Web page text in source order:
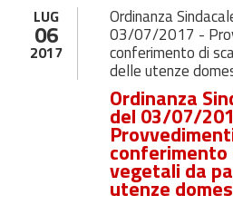
LUG
06
2017
Ordinanza
03/07/2017 -
conferimento di
delle utenze
Ordinanza
del 03/07/
vegetali da
utenze